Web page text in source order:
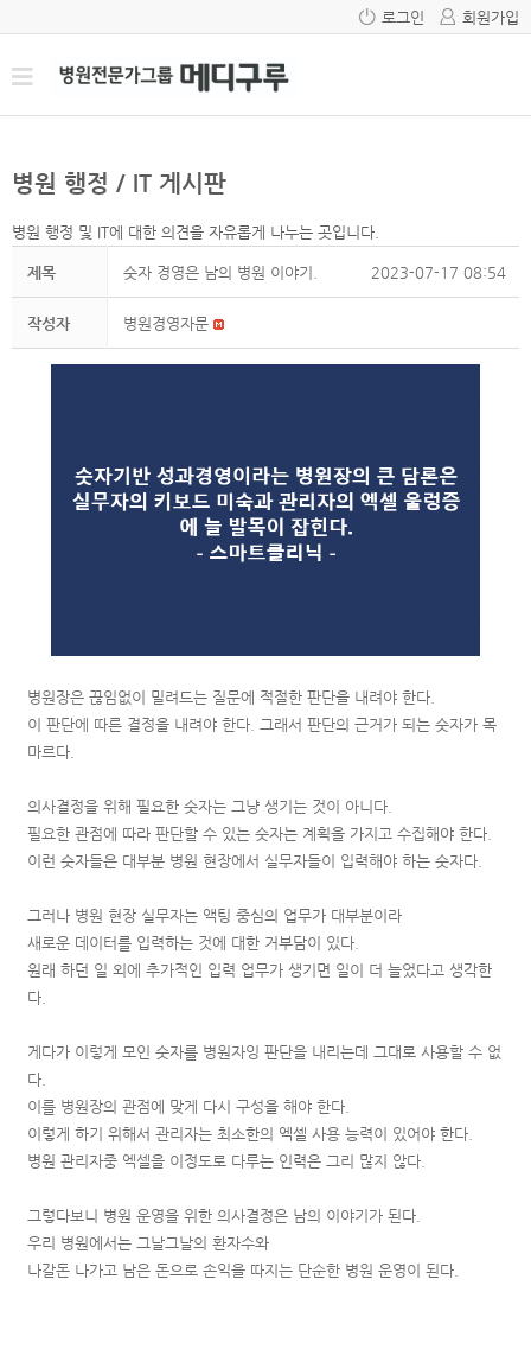
로그인 회원가입
병원 행정 / IT 게시판
병원 행정 및 IT에 대한 의견을 자유롭게 나누는 곳입니다.
제목 숫자 경영은 남의 병원 이야기. 2023-07-17 08:54
작성자 병원경영자문
병원장은 끊임없이 밀려드는 질문에 적절한 판단을 내려야 한다.
이 판단에 따른 결정을 내려야 한다. 그래서 판단의 근거가 되는 숫자가 목
마르다.
의사결정을 위해 필요한 숫자는 그냥 생기는 것이 아니다.
필요한 관점에 따라 판단할 수 있는 숫자는 계획을 가지고 수집해야 한다.
이런 숫자들은 대부분 병원 현장에서 실무자들이 입력해야 하는 숫자다.
그러나 병원 현장 실무자는 액팅 중심의 업무가 대부분이라
새로운 데이터를 입력하는 것에 대한 거부담이 있다.
원래 하던 일 외에 추가적인 입력 업무가 생기면 일이 더 늘었다고 생각한
다.
게다가 이렇게 모인 숫자를 병원자잉 판단을 내리는데 그대로 사용할 수 없
다.
이를 병원장의 관점에 맞게 다시 구성을 해야 한다.
이렇게 하기 위해서 관리자는 최소한의 엑셀 사용 능력이 있어야 한다.
병원 관리자중 엑셀을 이정도로 다루는 인력은 그리 많지 않다.
그렇다보니 병원 운영을 위한 의사결정은 남의 이야기가 된다.
우리 병원에서는 그날그날의 환자수와
나갈돈 나가고 남은 돈으로 손익을 따지는 단순한 병원 운영이 된다.